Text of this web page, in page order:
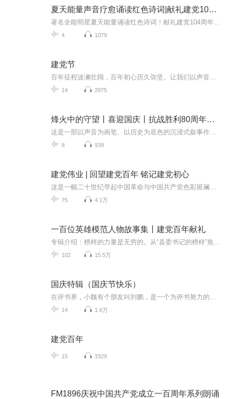
夏天能量声音疗愈诵读红色诗词|献礼建党104周年
4 1079
建党节
14 2975
烽火中的守望丨喜迎国庆丨抗战胜利80周年丨广播剧
8 939
建党伟业 | 回望建党百年 铭记建党初心
75 4.1万
一百位英雄模范人物故事集丨建党百年献礼
102 15.5万
国庆特辑（国庆节快乐）
14 1.6万
建党百年
15 3329
FM1896庆祝中国共产党成立一百周年系列朗诵